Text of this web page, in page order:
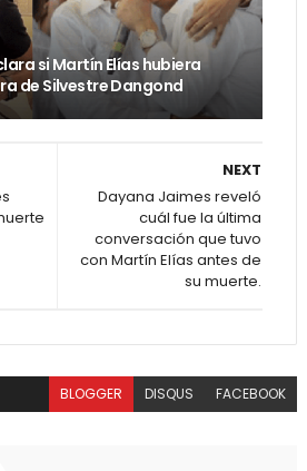
si Martín Elías hubiera
de Silvestre Dangond
NEXT
Dayana Jaimes reveló
cuál fue la última
conversación que tuvo
con Martín Elías antes de
su muerte.
BLOGGER DISQUS FACEBOOK